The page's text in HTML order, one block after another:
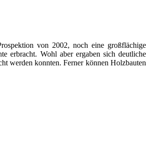
von 2002, noch eine großflächige
erbracht. Wohl aber ergaben sich deutliche
werden konnten. Ferner können Holzbauten